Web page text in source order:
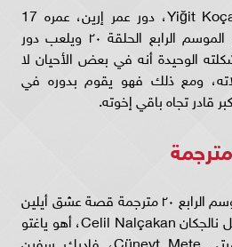
ويجسد يجيت كوتشاك Yiğit Koçak، دور عمر إرين، عمره 17
عامًا، في مسلسل اخوتي الموسم الرابع الحلقة ٢٠ ويلعب دور
الوحيدة أنه في بعض الأحيان لا
ومع ذلك فهو يقوم بدوره في
قادر تجاه باقي إخوته.
ويضم مسلسل اخوتي الموسم الرابع ٢٠ مترجمة قصة عشق أيلين
أكبينار Aylin Akpınar، جليل نالجكان Celil Nalçakan، أهو ياغتو
Ahu Yağtu، جو نيت ميتي Cüneyt Mete، فاديك سفين